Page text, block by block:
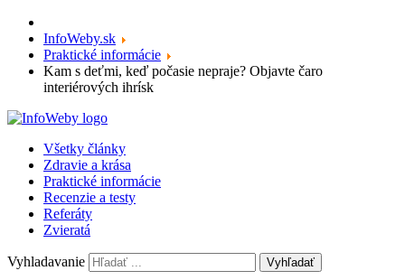
InfoWeby.sk
Praktické informácie
Kam s deťmi, keď počasie nepraje? Objavte čaro
interiérových ihrísk
Všetky články
Zdravie a krása
Praktické informácie
Recenzie a testy
Referáty
Zvieratá
Vyhladavanie Vyhľadať